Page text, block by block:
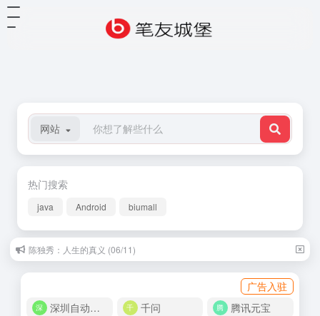
网站
热门搜索
java Android biumall
陈独秀：人生的真义 (06/11)
广告入驻
深圳自动化商城
千问 腾讯元宝